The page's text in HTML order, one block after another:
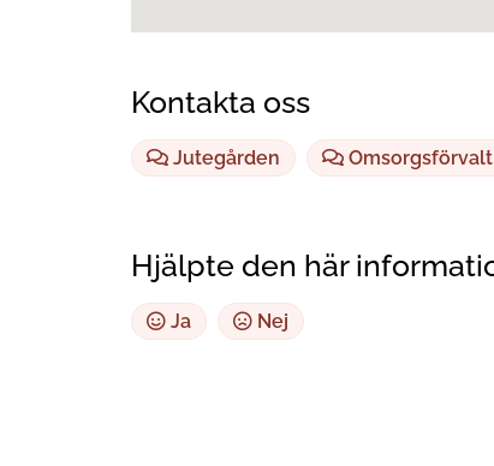
Kontakta oss
Jutegården
Hjälpte den här
Ja Nej